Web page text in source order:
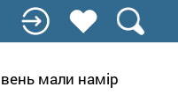
мали намір